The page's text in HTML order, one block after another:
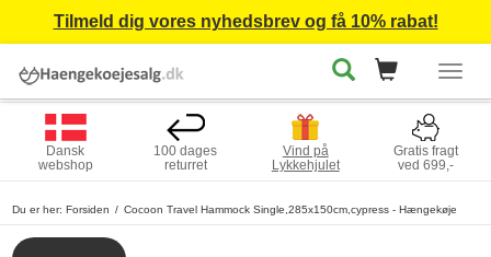
Tilmeld dig vores nyhedsbrev og få 10% rabat!
Dansk
webshop
100 dages
returret
Vind på
Lykkehjulet
Gratis fragt
ved 699,-
Du er her: Forsiden Cocoon Travel Hammock Single,285x150cm,cypress - Hængekøje